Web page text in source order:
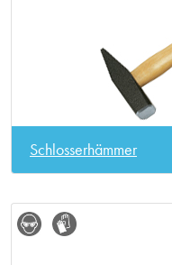
Schlosserhämmer